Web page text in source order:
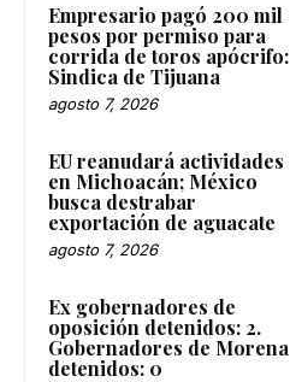
Empresario pagó 200 mil
pesos por permiso para
corrida de toros apócrifo:
Sindica de Tijuana
agosto 7, 2026
EU reanudará actividades
en Michoacán; México
busca destrabar
exportación de aguacate
agosto 7, 2026
Ex gobernadores de
oposición detenidos: 2.
Gobernadores de Morena
detenidos: 0